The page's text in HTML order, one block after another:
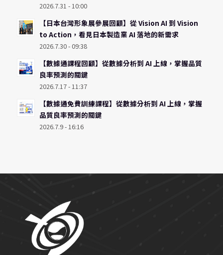
2026.7.31 - 10:00
【日本台灣形象展參展回顧】從 Vision AI 到 Vision
to Action，看見日本製造業 AI 落地的新需求
2026.7.30 - 09:38
【數據通課程回顧】從數據分析到 AI 上線，掌握品質
良率預測的關鍵
2026.7.17 - 11:37
【數據通免費訓練課程】從數據分析到 AI 上線，掌握
品質良率預測的關鍵
2026.7.9 - 16:16